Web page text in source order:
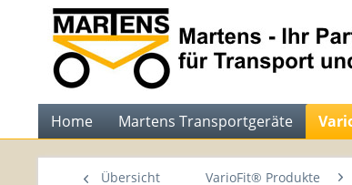
Home Martens Transportgeräte
Übersicht VarioFit® Produkte